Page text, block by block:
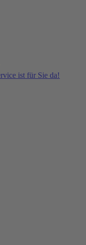
ist für Sie da!